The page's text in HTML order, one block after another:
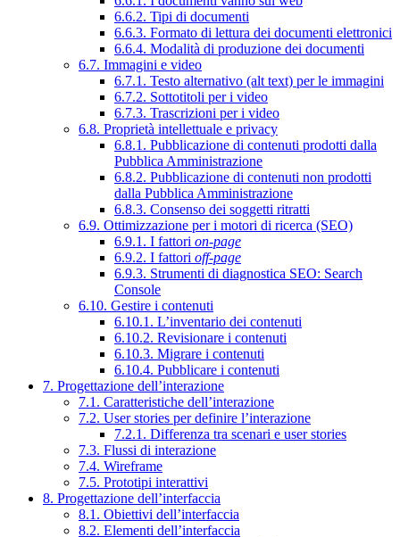
6.6.2. Tipi di documenti
6.6.3. Formato di lettura dei documenti elettronici
6.6.4. Modalità di produzione dei documenti
6.7. Immagini e video
6.7.1. Testo alternativo (alt text) per le immagini
6.7.2. Sottotitoli per i video
6.7.3. Trascrizioni per i video
6.8. Proprietà intellettuale e privacy
6.8.1. Pubblicazione di contenuti prodotti dalla
Pubblica Amministrazione
6.8.2. Pubblicazione di contenuti non prodotti
dalla Pubblica Amministrazione
6.8.3. Consenso dei soggetti ritratti
6.9. Ottimizzazione per i motori di ricerca (SEO)
6.9.1. I fattori on-page
6.9.2. I fattori off-page
6.9.3. Strumenti di diagnostica SEO: Search
Console
6.10. Gestire i contenuti
6.10.1. L’inventario dei contenuti
6.10.2. Revisionare i contenuti
6.10.3. Migrare i contenuti
6.10.4. Pubblicare i contenuti
7. Progettazione dell’interazione
7.1. Caratteristiche dell’interazione
7.2. User stories per definire l’interazione
7.2.1. Differenza tra scenari e user stories
7.3. Flussi di interazione
7.4. Wireframe
7.5. Prototipi interattivi
8. Progettazione dell’interfaccia
8.1. Obiettivi dell’interfaccia
8.2. Elementi dell’interfaccia